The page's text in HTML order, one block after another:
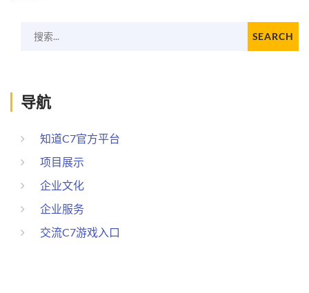
搜索... SEARCH
导航
知道C7官方平台
项目展示
企业文化
企业服务
交流C7游戏入口